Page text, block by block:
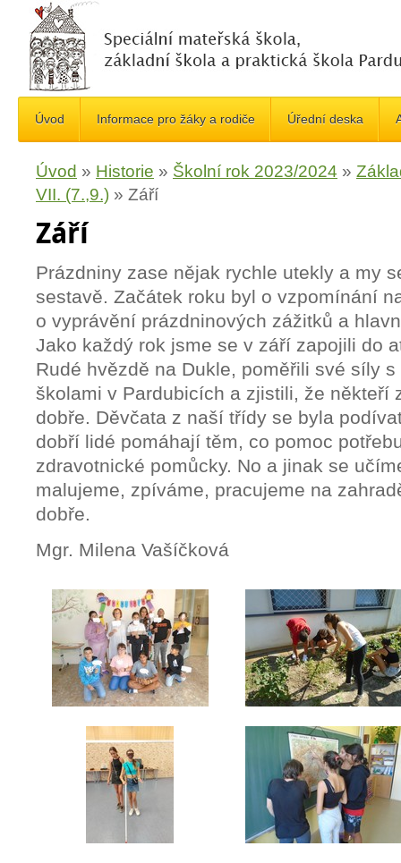
Úvod Informace pro žáky a rodiče Úřední deska
Úvod » Historie » Školní rok 2023/2024 »
VII. (7.,9.) » Září
Září
Prázdniny zase nějak rychle utekly a my
sestavě. Začátek roku byl o vzpomínání
o vyprávění prázdninových zážitků a
Jako každý rok jsme se v září zapojili do
Rudé hvězdě na Dukle, poměřili své síly
školami v Pardubicích a zjistili, že někteří
dobře. Děvčata z naší třídy se byla
dobří lidé pomáhají těm, co pomoc
zdravotnické pomůcky. No a jinak se
malujeme, zpíváme, pracujeme na
dobře.
Mgr. Milena Vašíčková